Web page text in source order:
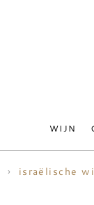
WIJN
israëlische